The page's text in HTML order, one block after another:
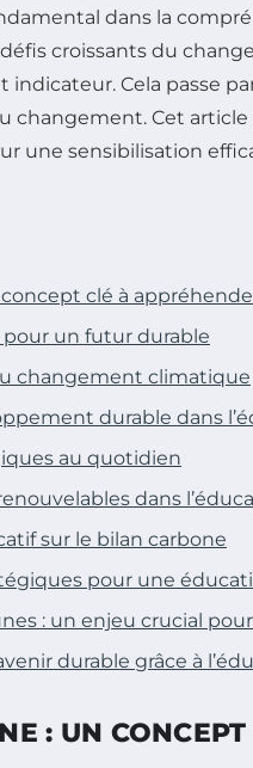
dans la
croissants du
indicateur. Cela passe
changement. Cet
une sensibilisation
clé à
pour un futur durable
changement climatique
durable dans
au quotidien
dans
sur le bilan carbone
pour une
: un enjeu crucial
durable grâce à
: UN